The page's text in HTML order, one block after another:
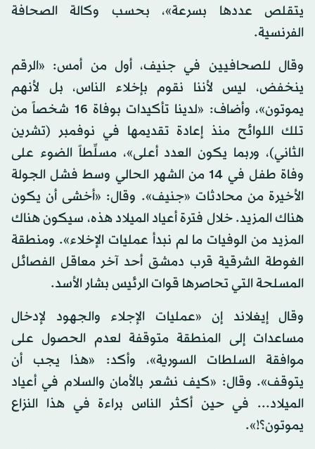
يتقلص عددها بسرعة»، بحسب وكالة الصحافة
الفرنسية.
وقال للصحافيين في جنيف، أول من أمس: «الرقم
ينخفض، ليس لأننا نقوم بإخلاء الناس، بل لأنهم
يموتون»، وأضاف: «لدينا تأكيدات بوفاة 16 شخصاً من
تلك اللوائح منذ إعادة تقديمها في نوفمبر (تشرين
الثاني)، وربما يكون العدد أعلى»، مسلِّطاً الضوء على
وفاة طفل في 14 من الشهر الحالي وسط فشل الجولة
الأخيرة من محادثات «جنيف». وقال: «أخشى أن يكون
هناك المزيد. خلال فترة أعياد الميلاد هذه، سيكون هناك
المزيد من الوفيات ما لم نبدأ عمليات الإخلاء». ومنطقة
الغوطة الشرقية قرب دمشق أحد آخر معاقل الفصائل
المسلحة التي تحاصرها قوات الرئيس بشار الأسد.
وقال إيغلاند إن «عمليات الإجلاء والجهود لإدخال
مساعدات إلى المنطقة متوقفة لعدم الحصول على
موافقة السلطات السورية»، وأكد: «هذا يجب أن
يتوقف». وقال: «كيف نشعر بالأمان والسلام في أعياد
الميلاد... في حين أكثر الناس براءة في هذا النزاع
يموتون؟!».